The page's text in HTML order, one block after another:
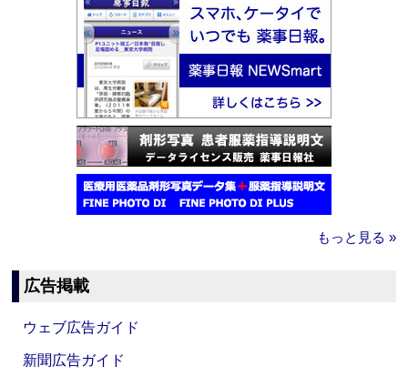
もっと見る »
広告掲載
ウェブ広告ガイド
新聞広告ガイド